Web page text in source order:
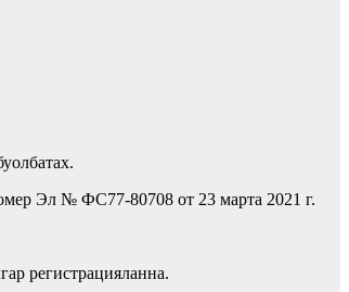
Эл № ФС77-80708 от 23 марта 2021 г.
регистрацияланна.